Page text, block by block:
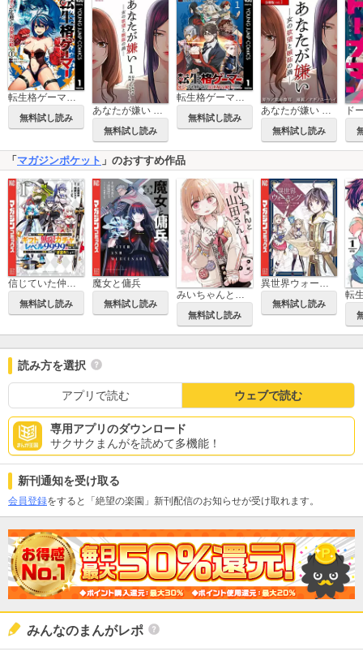
転生格ゲーマー ～オジでも勝てる異世界攻略～
無料試し読み
あなたが嫌い ～女の欲望と嫉妬の渦～
無料試し読み
転生格ゲーマー ～オジでも勝てる異世界攻略～ 分冊版
無料試し読み
あなたが嫌い ～女の欲望と嫉妬の渦～ 分冊版
無料試し読み
ド
「 マガジンポケット 」のおすすめ作品
信じていた仲間達にダンジョン奥地で殺されかけたがギフト『無限ガチャ』でレベル9999の仲間達を手に入れて元パーティーメンバーと世界に復讐＆『ざまぁ！』します！
無料試し読み
魔女と傭兵
無料試し読み
みいちゃんと山田さん
無料試し読み
異世界ウォーキング
無料試し読み
読み方を選択
アプリで読む ウェブで読む
専用アプリのダウンロード
サクサクまんがを読めて多機能！
新刊通知を受け取る
会員登録をすると「絶望の楽園」新刊配信のお知らせが受け取れます。
みんなのまんがレポ